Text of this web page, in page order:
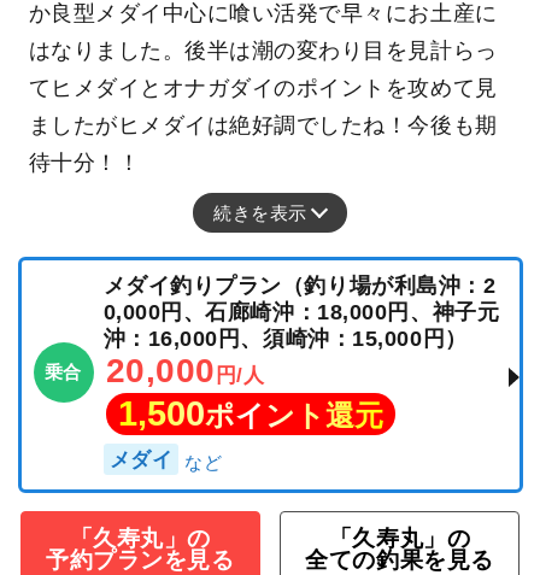
か良型メダイ中心に喰い活発で早々にお土産に
はなりました。後半は潮の変わり目を見計らっ
てヒメダイとオナガダイのポイントを攻めて見
ましたがヒメダイは絶好調でしたね！今後も期
待十分！！
続きを表示
乗合
メダイ釣りプラン（釣り場が利島沖：2
0,000円、石廊崎沖：18,000円、神子元
沖：16,000円、須崎沖：15,000円）
20,000 円/人
1,500ポイント還元
メダイ
「久寿丸」の
予約プランを見る
「久寿丸」の
全ての釣果を見る